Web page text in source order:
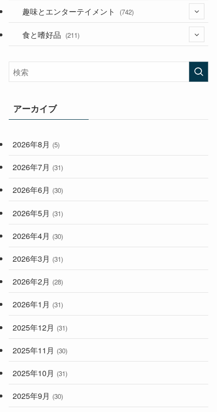
(181)
(394)
(282)
(33)
(248)
趣味とエンターテイメント (742)
(56)
食と嗜好品 (211)
アーカイブ
2026年8月 (5)
2026年7月 (31)
2026年6月 (30)
2026年5月 (31)
2026年4月 (30)
2026年3月 (31)
2026年2月 (28)
2026年1月 (31)
2025年12月 (31)
2025年11月 (30)
2025年10月 (31)
2025年9月 (30)